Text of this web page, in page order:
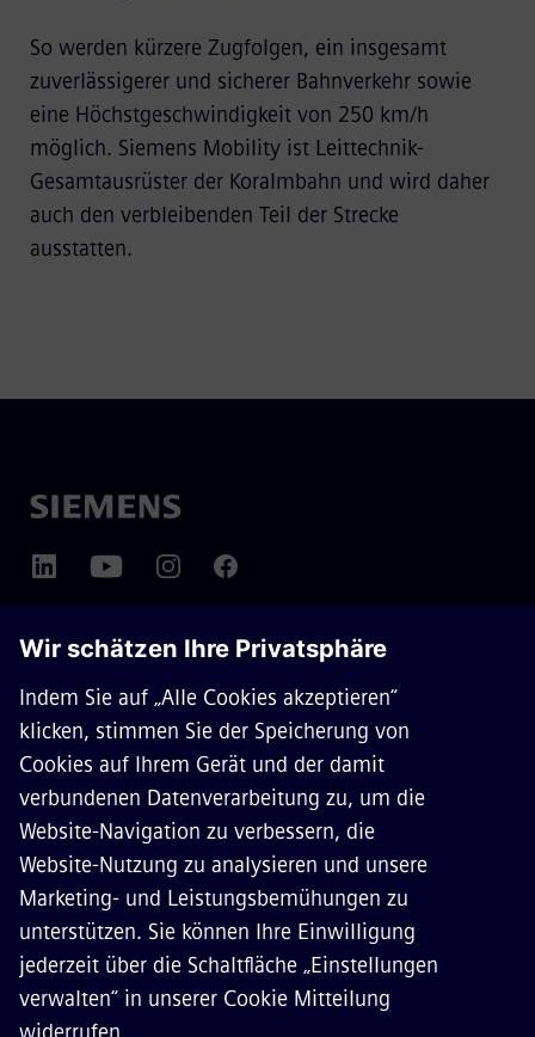
So werden kürzere Zugfolgen, ein insgesamt
zuverlässigerer und sicherer Bahnverkehr sowie
eine Höchstgeschwindigkeit von 250 km/h
möglich. Siemens Mobility ist Leittechnik-
Gesamtausrüster der Koralmbahn und wird daher
auch den verbleibenden Teil der Strecke
ausstatten.
ÜBER SIEMENS MOBILITY
KONTAKT
KARRIERE
© Siemens Mobility2026
Datenschutz